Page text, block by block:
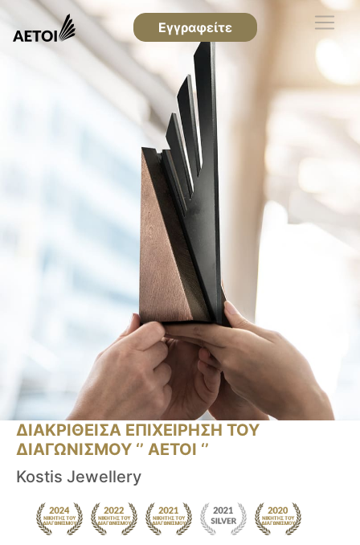
Εγγραφείτε
ΔΙΑΚΡΙΘΕΙΣΑ ΕΠΙΧΕΙΡΗΣΗ ΤΟΥ
ΔΙΑΓΩΝΙΣΜΟΥ ‘’ ΑΕΤΟΙ ‘’
Kostis Jewellery